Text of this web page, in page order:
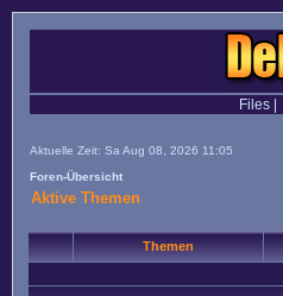
Files|
Aktuelle Zeit: Sa Aug 08, 2026 11:05
Foren-Übersicht
Aktive Themen
Themen